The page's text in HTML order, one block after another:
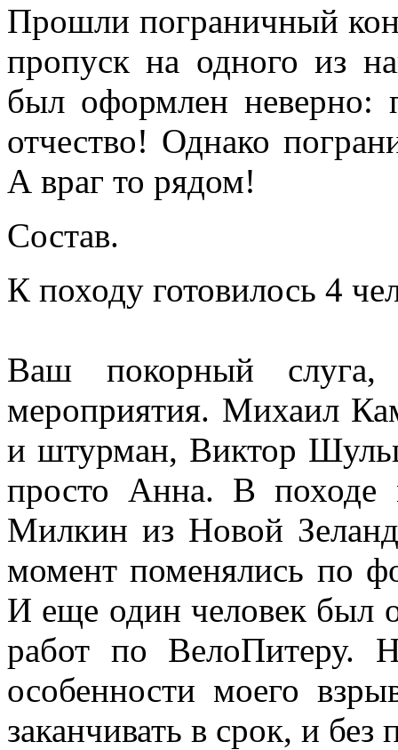
Прошли пограничный
пропуск на одного из
был оформлен неверно:
отчество! Однако
А враг то рядом!
Состав.
К походу готовилось 4
Ваш покорный слуга,
мероприятия. Михаил
и штурман, Виктор
просто Анна. В походе
Милкин из Новой
момент поменялись по
И еще один человек был
работ по ВелоПитеру.
особенности моего
заканчивать в срок, и без